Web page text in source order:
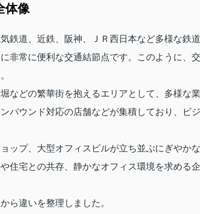
体像
鉄道、近鉄、阪神、ＪＲ西日本など多様な鉄道
非常に便利な交通結節点です。このように、交
などの繁華街を抱えるエリアとして、多様な業
バウンド対応の店舗などが集積しており、ビジ
ップ、大型オフィスビルが立ち並ぶにぎやかな
住宅との共存、静かなオフィス環境を求める企
ら違いを整理しました。